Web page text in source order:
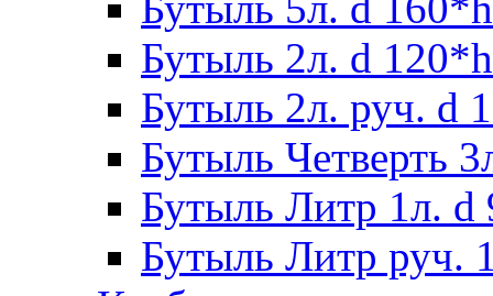
Бутыль 2л. d
Бутыль 2л. руч. d
Бутыль Четверть
Бутыль Литр 1л.
Бутыль Литр руч.